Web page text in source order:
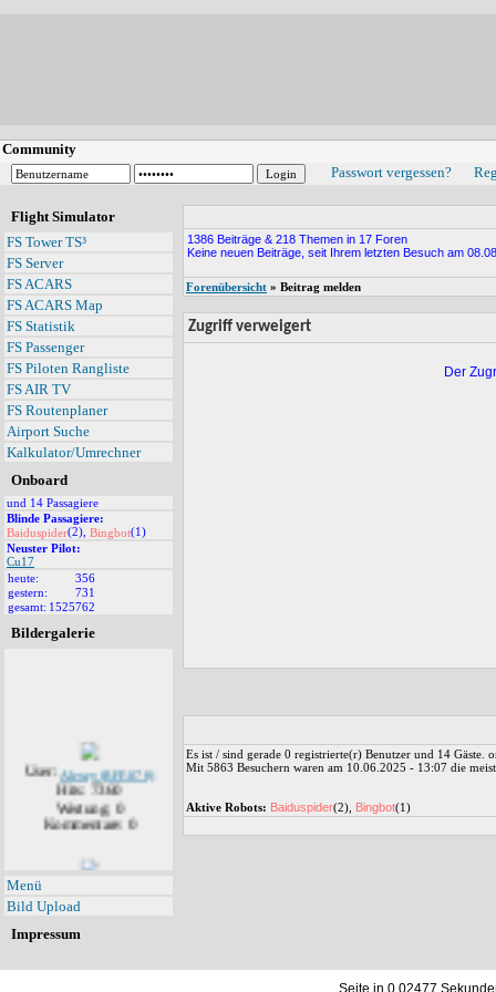
Community
Passwort vergessen?
Flight Simulator
FS Tower TS³
FS Server
FS ACARS
FS ACARS Map
FS Statistik
FS Passenger
FS Piloten Rangliste
FS AIR TV
FS Routenplaner
Airport Suche
Kalkulator/Umrechner
Onboard
und 14 Passagiere
Blinde Passagiere:
Baiduspider(2), Bingbot(1)
Neuster Pilot:
Cu17
heute:
356
gestern:
731
gesamt: 1525762
Bildergalerie
User: Alexey (RFF-078)
Hits: 7360
Wertung: 0
Kommentare: 0
User:
Hits: 7141
Kommentare: 1
Menü
Bild Upload
Impressum
1386 Beiträge & 218 Themen in 17 Foren
Keine neuen Beiträge, seit Ihrem letzten Besuch am
Forenübersicht » Beitrag melden
Zugriff verweigert
Der
Es ist / sind gerade 0 registrierte(r) Benutzer und 14 Gäste.
Mit 5863 Besuchern waren am 10.06.2025 - 13:07 die
Aktive Robots: Baiduspider(2), Bingbot(1)
Seite in 0.02477